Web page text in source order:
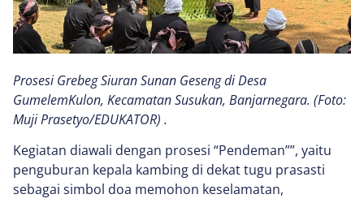
Prosesi Grebeg Siuran Sunan Geseng di Desa
GumelemKulon, Kecamatan Susukan, Banjarnegara. (Foto:
Muji Prasetyo/EDUKATOR) .
Kegiatan diawali dengan prosesi “Pendeman””, yaitu
penguburan kepala kambing di dekat tugu prasasti
sebagai simbol doa memohon keselamatan,